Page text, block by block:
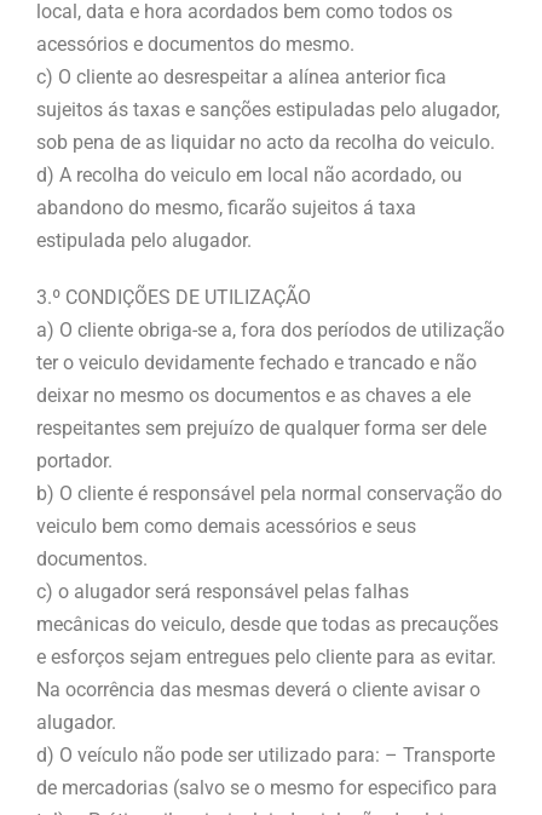
local, data e hora acordados bem como todos os
acessórios e documentos do mesmo.
c) O cliente ao desrespeitar a alínea anterior fica
sujeitos ás taxas e sanções estipuladas pelo alugador,
sob pena de as liquidar no acto da recolha do veiculo.
d) A recolha do veiculo em local não acordado, ou
abandono do mesmo, ficarão sujeitos á taxa
estipulada pelo alugador.
3.º CONDIÇÕES DE UTILIZAÇÃO
a) O cliente obriga-se a, fora dos períodos de utilização
ter o veiculo devidamente fechado e trancado e não
deixar no mesmo os documentos e as chaves a ele
respeitantes sem prejuízo de qualquer forma ser dele
portador.
b) O cliente é responsável pela normal conservação do
veiculo bem como demais acessórios e seus
documentos.
c) o alugador será responsável pelas falhas
mecânicas do veiculo, desde que todas as precauções
e esforços sejam entregues pelo cliente para as evitar.
Na ocorrência das mesmas deverá o cliente avisar o
alugador.
d) O veículo não pode ser utilizado para: – Transporte
de mercadorias (salvo se o mesmo for especifico para